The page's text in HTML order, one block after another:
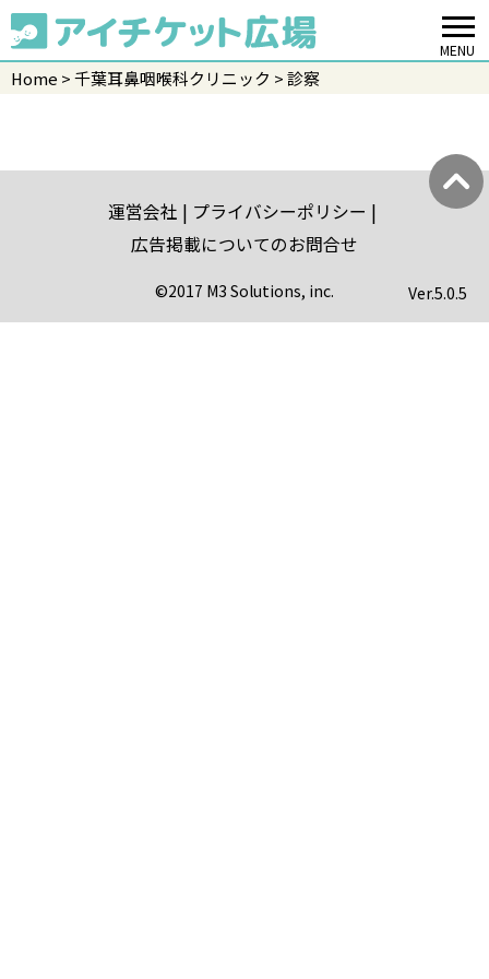
MENU
Home 千葉耳鼻咽喉科クリニック 診察
運営会社
プライバシーポリシー
広告掲載についてのお問合せ
©2017 M3 Solutions, inc. Ver.5.0.5